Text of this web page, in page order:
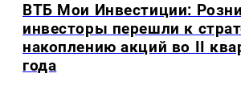
ВТБ Мои Инвестиции:
инвесторы перешли к
накоплению акций во II
года